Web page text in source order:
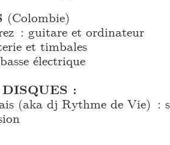
(Colombie)
: guitare et ordinateur
et timbales
électrique
:
(aka dj Rythme de Vie) :